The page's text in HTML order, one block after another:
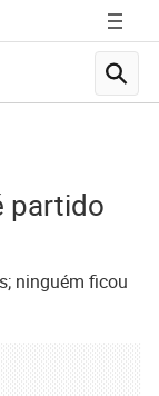
partido
ninguém ficou